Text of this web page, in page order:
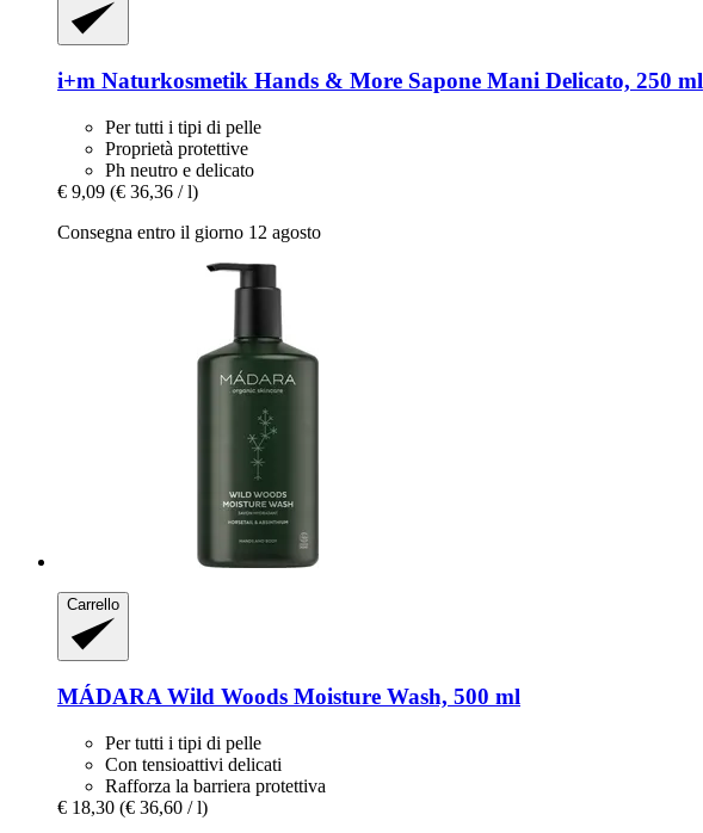
i+m Naturkosmetik Hands & More Sapone Mani Delicato, 250 ml
Per tutti i tipi di pelle
Proprietà protettive
Ph neutro e delicato
€ 9,09 (€ 36,36 / l)
Consegna entro il giorno 12 agosto
Carrello
MÁDARA Wild Woods Moisture Wash, 500 ml
Per tutti i tipi di pelle
Con tensioattivi delicati
Rafforza la barriera protettiva
€ 18,30 (€ 36,60 / l)